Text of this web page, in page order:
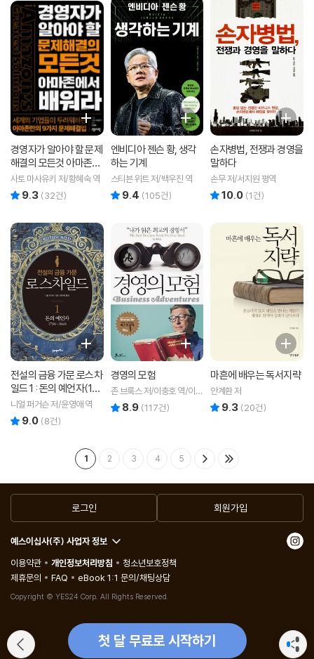
경영자가 알아야 할 문제
해결의 모든것 아마존에
서 배워라
사토 마사유키 저/황혜숙 역
9.3 (32건)
엔비디아 젠슨 황, 생각
하는 기계
스티븐 위트 저/백우진 역
9.4 (105건)
손자병법, 전쟁과 경영을
말하다
손무 저/서지원 평역
10.0 (1건)
전설의 금융 가문 로스차
일드 1 : 돈의 예언자(17
98~1848)
니얼 퍼거슨 저/윤영애 역
9.0 (8건)
경영의 모험
존 브룩스 저/이충호 역/이동
기 감수
8.9 (117건)
마흔에 배우는 독서지략
안계환 저
9.3 (20건)
1 2 3 4 5
첫 달 무료로 시작하기
로그인 회원가입
예스이십사(주) 사업자 정보
이용약관
개인정보처리방침
청소년보호정책
제휴문의
FAQ eBook 1:1 문의/채팅상담
Copyright © YES24 Corp. All Rights Reserved.